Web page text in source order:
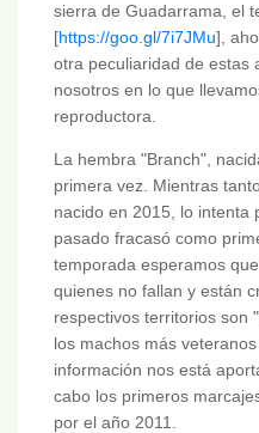
sierra de Guadarrama, el
[https://goo.gl/7i7JMu],
otra peculiaridad de estas
nosotros en lo que
reproductora.
La hembra "Branch",
primera vez. Mientras
nacido en 2015, lo intenta
pasado fracasó como
temporada esperamos
quienes no fallan y están
respectivos territorios son
los machos más
información nos está
cabo los primeros
por el año 2011.